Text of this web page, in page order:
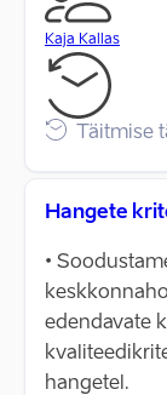
Kaja Kallas
Hangete
•
edendavate
hangetel.